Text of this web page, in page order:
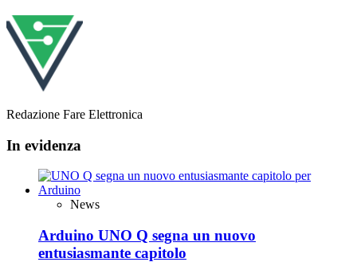
Redazione Fare Elettronica
In evidenza
News
Arduino UNO Q segna un nuovo
entusiasmante capitolo